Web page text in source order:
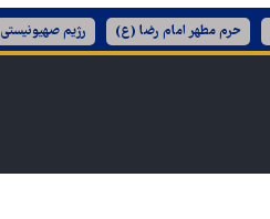
حرم مطهر امام رضا (ع) رژیم صهیونیستی